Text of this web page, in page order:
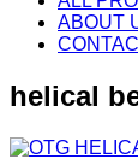
contentABOUT
helical